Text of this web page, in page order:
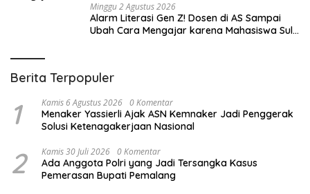
Minggu 2 Agustus 2026
Alarm Literasi Gen Z! Dosen di AS Sampai
Ubah Cara Mengajar karena Mahasiswa Sulit
Berita Terpopuler
1 Kamis 6 Agustus 2026 0 Komentar
Menaker Yassierli Ajak ASN Kemnaker Jadi Penggerak
Solusi Ketenagakerjaan Nasional
2 Kamis 30 Juli 2026 0 Komentar
Ada Anggota Polri yang Jadi Tersangka Kasus
Pemerasan Bupati Pemalang